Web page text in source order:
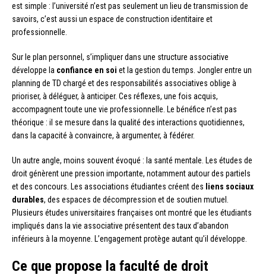
est simple : l’université n’est pas seulement un lieu de transmission de
savoirs, c’est aussi un espace de construction identitaire et
professionnelle.
Sur le plan personnel, s’impliquer dans une structure associative
développe la confiance en soi et la gestion du temps. Jongler entre un
planning de TD chargé et des responsabilités associatives oblige à
prioriser, à déléguer, à anticiper. Ces réflexes, une fois acquis,
accompagnent toute une vie professionnelle. Le bénéfice n’est pas
théorique : il se mesure dans la qualité des interactions quotidiennes,
dans la capacité à convaincre, à argumenter, à fédérer.
Un autre angle, moins souvent évoqué : la santé mentale. Les études de
droit génèrent une pression importante, notamment autour des partiels
et des concours. Les associations étudiantes créent des liens sociaux
durables, des espaces de décompression et de soutien mutuel.
Plusieurs études universitaires françaises ont montré que les étudiants
impliqués dans la vie associative présentent des taux d’abandon
inférieurs à la moyenne. L’engagement protège autant qu’il développe.
Ce que propose la faculté de droit